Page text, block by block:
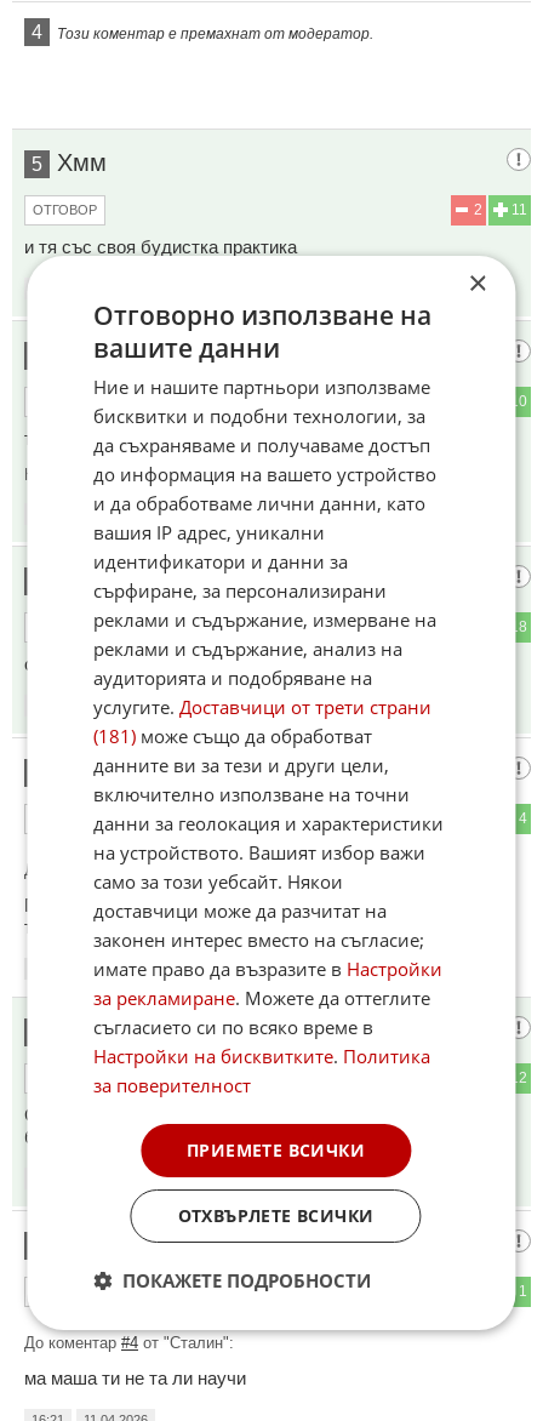
4 Този коментар е премахнат от модератор.
5 Хмм
11
2
ОТГОВОР
и тя със своя будистка практика
Нина Добрев
10
тоз да не е сменил пола та Нина Добрев
Коментиран от#13,#16
11.04.2026
Клипът бързо събра хиляди
18
ОТГОВОР
скучаещи лапнишарани
11.04.2026
Че що
4
До коментар#4 от "Сталин":
Пък трябва да го контролира? За жените е ок. да правят
това!
11.04.2026
хахх
12
Сигурно след втората чаша неможе се запре и върти за
бело
1
ОТГОВОР
До коментар #4 от "Сталин":
ма маша ти не та ли научи
×
Отговорно използване на
вашите данни
Ние и нашите партньори използваме
бисквитки и подобни технологии, за
да съхраняваме и получаваме достъп
до информация на вашето устройство
и да обработваме лични данни, като
вашия IP адрес, уникални
идентификатори и данни за
сърфиране, за персонализирани
реклами и съдържание, измерване на
реклами и съдържание, анализ на
аудиторията и подобряване на
услугите.Доставчици от трети страни
(181) може също да обработват
данните ви за тези и други цели,
включително използване на точни
данни за геолокация и характеристики
на устройството. Вашият избор важи
само за този уебсайт. Някои
доставчици може да разчитат на
законен интерес вместо на съгласие;
имате право да възразите в Настройки
за рекламиране. Можете да оттеглите
съгласието си по всяко време в
Настройки на бисквитките. Политика
за поверителност
ПРИЕМЕТЕ ВСИЧКИ
ОТХВЪРЛЕТЕ ВСИЧКИ
ПОКАЖЕТЕ ПОДРОБНОСТИ